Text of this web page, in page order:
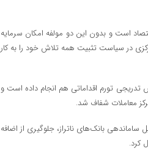
است و بدون این دو مولفه امکان سرمایه
در سیاست تثبیت همه تلاش خود را به کار
تدریجی تورم اقداماتی هم انجام داده است و
معاملات شفاف شد.
ساماندهی بانک‌های ناتراز، جلوگیری از اضافه
کرد.